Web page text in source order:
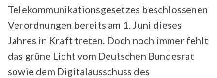
Telekommunikationsgesetzes beschlossenen
Verordnungen bereits am 1. Juni dieses
Jahres in Kraft treten. Doch noch immer fehlt
das grüne Licht vom Deutschen Bundesrat
sowie dem Digitalausschuss des